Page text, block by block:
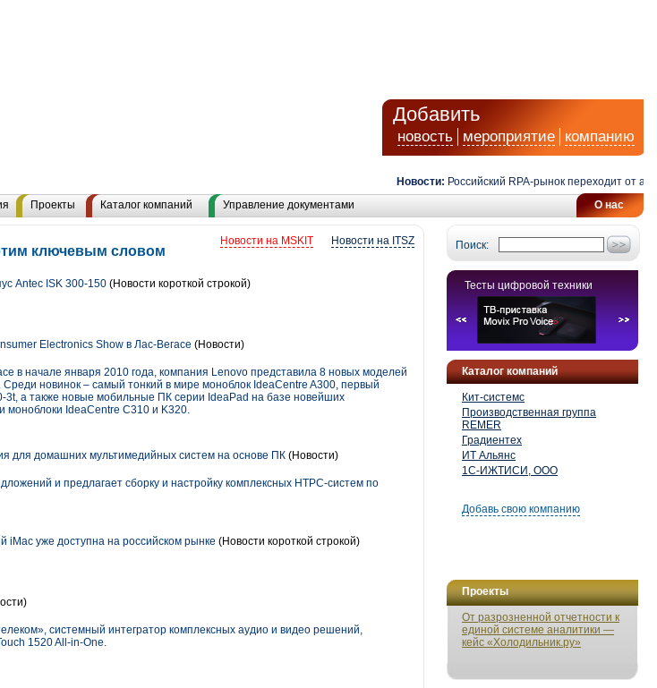
Добавить
новость мероприятие компанию
Новости: Российский RPA-рынок переходит от
О нас
Проекты Каталог компаний Управление документами
Поиск:
Тесты цифровой техники
Каталог компаний
Кит-системс
Производственная группа
REMER
Градиентех
ИТ Альянс
1С-ИЖТИСИ, ООО
Добавь свою компанию
Проекты
От разрозненной отчетности к
единой системе аналитики —
кейс «Холодильник.ру»
Новости на ITSZ
Новости на MSKIT
ключевым словом
Antec ISK 300-150 (Новости короткой строкой)
Electronics Show в Лас-Вегасе (Новости)
в начале января 2010 года, компания Lenovo представила 8 новых моделей
новинок – самый тонкий в мире моноблок IdeaCentre A300, первый
а также новые мобильные ПК серии IdeaPad на базе новейших
моноблоки IdeaCentre C310 и K320.
для домашних мультимедийных систем на основе ПК (Новости)
и предлагает сборку и настройку комплексных HTPC-систем по
уже доступна на российском рынке (Новости короткой строкой)
системный интегратор комплексных аудио и видео решений,
1520 All-in-One.